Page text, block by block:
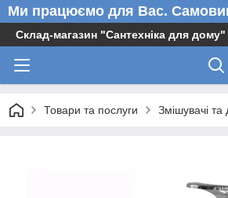
Ми працюємо для Вас.
Склад-магазин "Сантехніка для дому"
Товари та послуги Змішувачі та